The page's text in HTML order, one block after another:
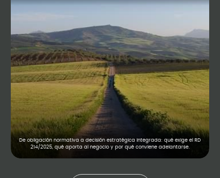
De obligación normativa a decisión estratégica integrada: qué exige el RD
214/2025, qué aporta al negocio y por qué conviene adelantarse.